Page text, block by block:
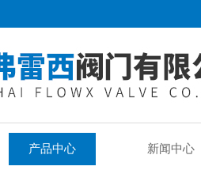
产品中心 新闻中心